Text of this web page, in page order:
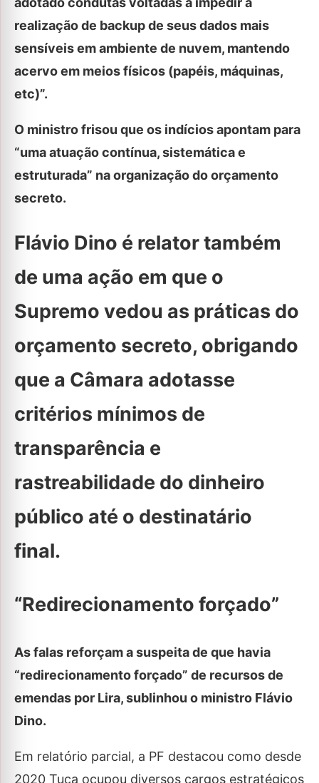
realização de backup de seus dados mais
sensíveis em ambiente de nuvem, mantendo
acervo em meios físicos (papéis, máquinas,
etc)”.
O ministro frisou que os indícios apontam para
“uma atuação contínua, sistemática e
estruturada” na organização do orçamento
secreto.
Flávio Dino é relator também
de uma ação em que o
Supremo vedou as práticas do
orçamento secreto, obrigando
que a Câmara adotasse
critérios mínimos de
transparência e
rastreabilidade do dinheiro
público até o destinatário
final.
“Redirecionamento forçado”
As falas reforçam a suspeita de que havia
“redirecionamento forçado” de recursos de
emendas por Lira, sublinhou o ministro Flávio
Dino.
Em relatório parcial, a PF destacou como desde
2020 Tuca ocupou diversos cargos estratégicos